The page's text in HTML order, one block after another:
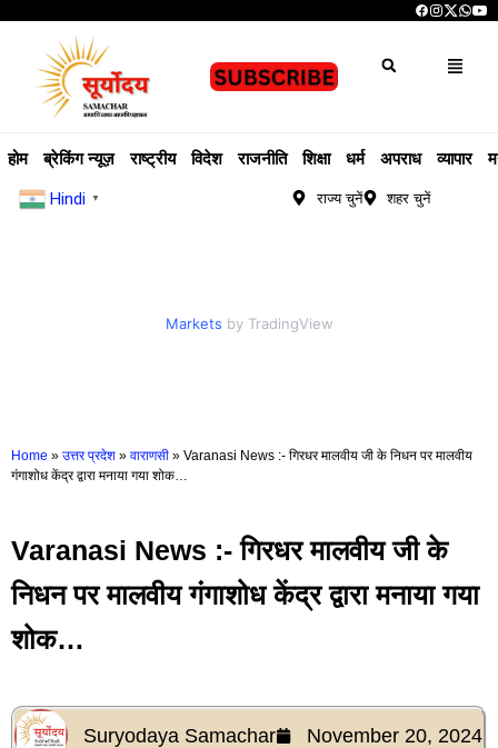
होम ब्रेकिंग न्यूज़ राष्ट्रीय विदेश राजनीति शिक्षा धर्म अपराध व्यापार
Hindi ▼ राज्य चुनें शहर चुनें
Markets by TradingView
Home » उत्तर प्रदेश » वाराणसी » Varanasi News :- गिरधर मालवीय जी के निधन पर मालवीय
गंगाशोध केंद्र द्वारा मनाया गया शोक…
Varanasi News :- गिरधर मालवीय जी के
निधन पर मालवीय गंगाशोध केंद्र द्वारा मनाया गया
शोक…
Suryodaya Samachar
November 20, 2024